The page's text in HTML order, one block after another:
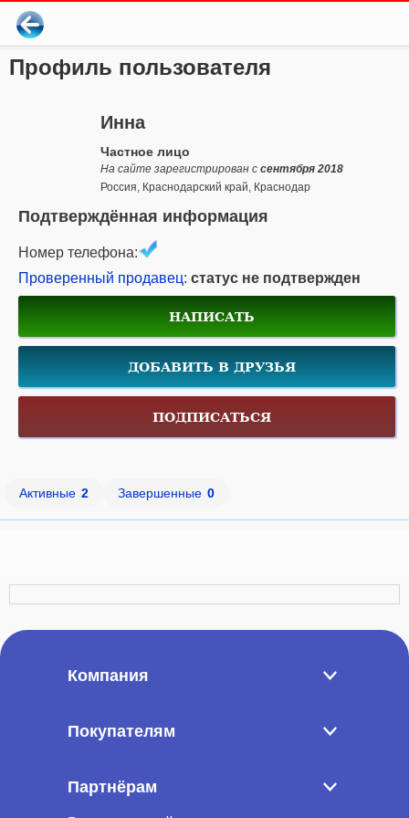
Профиль пользователя
Инна
Частное лицо
На сайте зарегистрирован с сентября 2018
Россия, Краснодарский край, Краснодар
Подтверждённая информация
Номер телефона:
Проверенный продавец: статус не подтвержден
НАПИСАТЬ
ДОБАВИТЬ В ДРУЗЬЯ
ПОДПИСАТЬСЯ
Активные 2 Завершенные 0
Компания
Покупателям
Партнёрам